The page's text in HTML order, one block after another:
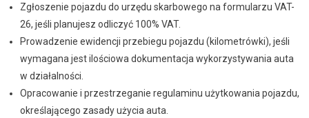
Zgłoszenie pojazdu do urzędu skarbowego na formularzu VAT-
26, jeśli planujesz odliczyć 100% VAT.
Prowadzenie ewidencji przebiegu pojazdu (kilometrówki), jeśli
wymagana jest ilościowa dokumentacja wykorzystywania auta
w działalności.
Opracowanie i przestrzeganie regulaminu użytkowania pojazdu,
określającego zasady użycia auta.